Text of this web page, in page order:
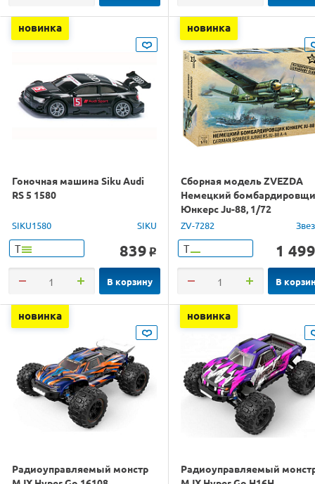
новинка
Гоночная машина Siku Audi
RS 5 1580
SIKU1580 SIKU
Т 839 o
В корзину
новинка
Сборная модель ZVEZDA
Немецкий
Юнкерс Ju-88, 1/72
ZV-7282
Т 1 499
В
новинка
Радиоуправляемый монстр
новинка
Радиоуправляемый